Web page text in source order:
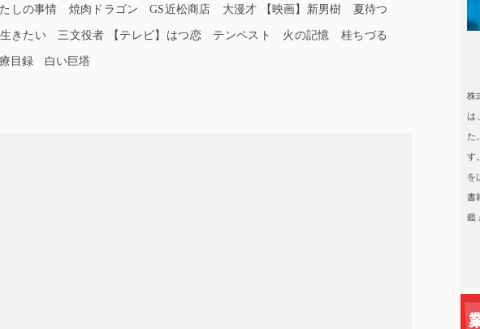
たしの事情 焼肉ドラゴン GS近松商店 大漫才 【映画】新男樹 夏待つ
きたい 三文役者 【テレビ】はつ恋 テンペスト 火の記憶 桂ちづる
目録 白い巨塔
株
は
た
す
を
書
鑑